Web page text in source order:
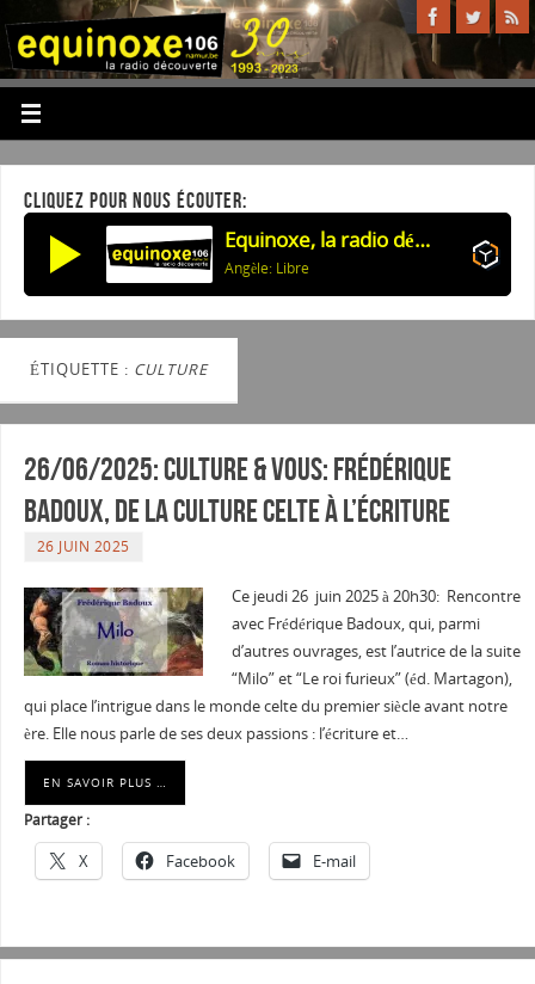
CLIQUEZ POUR NOUS ÉCOUTER:
Equinoxe, la radio découverte
Angèle: Libre
ÉTIQUETTE : CULTURE
26/06/2025: Culture & vous: Frédérique
Badoux, de la culture celte à l’écriture
26 JUIN 2025
Ce jeudi 26 juin 2025 à 20h30: Rencontre
avec Frédérique Badoux, qui, parmi
d’autres ouvrages, est l’autrice de la suite
“Milo” et “Le roi furieux” (éd. Martagon),
qui place l’intrigue dans le monde celte du premier siècle avant notre
ère. Elle nous parle de ses deux passions : l’écriture et…
EN SAVOIR PLUS …
Partager :
X Facebook E-mail